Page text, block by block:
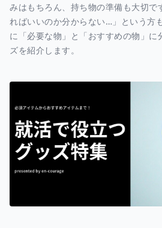
みはもちろん、持ち物の準備も大切で
ればいいのか分からない…」という方
に「必要な物」と「おすすめの物」に
ズを紹介します。